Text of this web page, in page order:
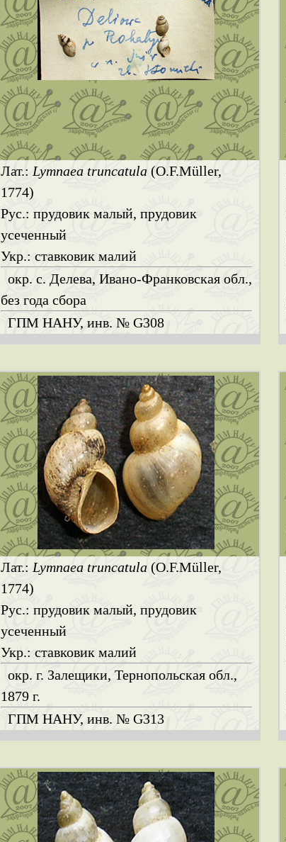
Лат.: Lymnaea truncatula(O.F.Müller,
1774)
Рус.: прудовик малый, прудовик
усеченный
Укр.: ставковик малий
окр. с. Делева, Ивано-Франковская обл.,
без года сбора
ГПМ НАНУ, инв. № G308
Лат.: Lymnaea truncatula(O.F.Müller,
1774)
Рус.: прудовик малый, прудовик
усеченный
Укр.: ставковик малий
окр. г. Залещики, Тернопольская обл.,
1879 г.
ГПМ НАНУ, инв. № G313